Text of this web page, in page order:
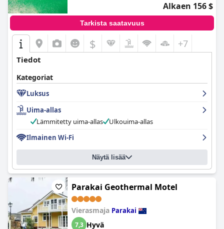
Alkaen 156 $
Tarkista saatavuus
$ +7
Tiedot
Kategoriat
Luksus
Uima-allas
Lämmitetty uima-allas
Ulkouima-allas
Ilmainen Wi-Fi
Näytä lisää
Parakai Geothermal Motel
Vierasmaja Parakai
7,3 Hyvä